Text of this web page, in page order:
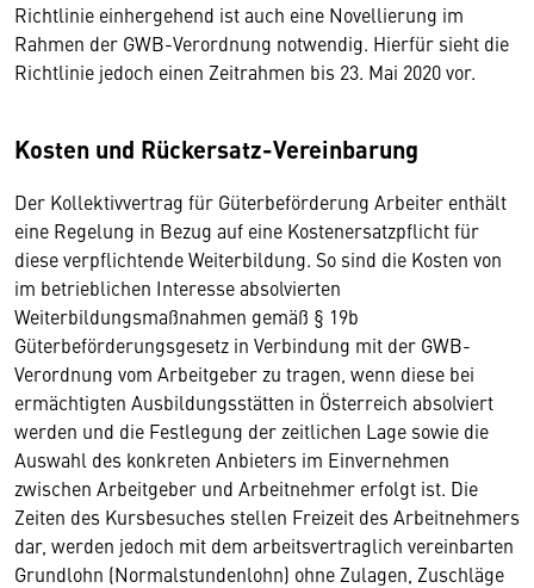
Richtlinie einhergehend ist auch eine Novellierung im
Rahmen der GWB-Verordnung notwendig. Hierfür sieht die
Richtlinie jedoch einen Zeitrahmen bis 23. Mai 2020 vor.
Kosten und Rückersatz-Vereinbarung
Der Kollektivvertrag für Güterbeförderung Arbeiter enthält
eine Regelung in Bezug auf eine Kostenersatzpflicht für
diese verpflichtende Weiterbildung. So sind die Kosten von
im betrieblichen Interesse absolvierten
Weiterbildungsmaßnahmen gemäß § 19b
Güterbeförderungsgesetz in Verbindung mit der GWB-
Verordnung vom Arbeitgeber zu tragen, wenn diese bei
ermächtigten Ausbildungsstätten in Österreich absolviert
werden und die Festlegung der zeitlichen Lage sowie die
Auswahl des konkreten Anbieters im Einvernehmen
zwischen Arbeitgeber und Arbeitnehmer erfolgt ist. Die
Zeiten des Kursbesuches stellen Freizeit des Arbeitnehmers
dar, werden jedoch mit dem arbeitsvertraglich vereinbarten
Grundlohn (Normalstundenlohn) ohne Zulagen, Zuschläge